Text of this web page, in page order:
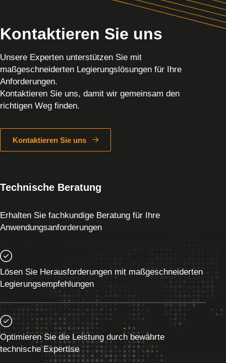
Kontaktieren Sie uns
Unsere Experten unterstützen Sie mit
maßgeschneiderten Legierungslösungen für Ihre
Anforderungen.
Kontaktieren Sie uns, damit wir gemeinsam den
richtigen Weg finden.
Kontaktieren Sie uns
Technische Beratung
Erhalten Sie fachkundige Beratung für Ihre
Anwendungsanforderungen
Lösen Sie Herausforderungen mit maßgeschneiderten
Legierungsempfehlungen
Optimieren Sie die Leistung durch bewährte
technische Expertise